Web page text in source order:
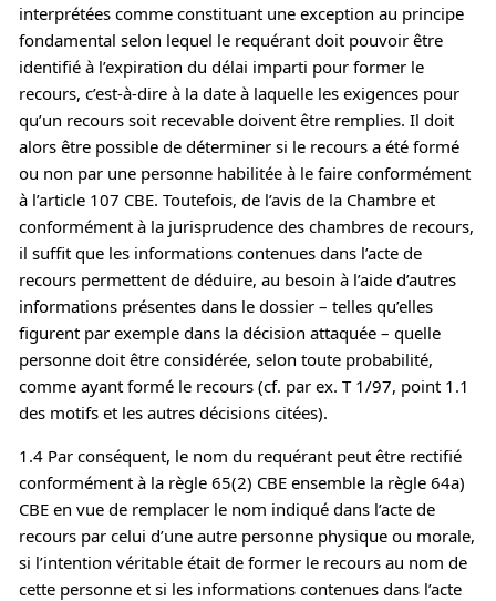
interprétées comme constituant une exception au principe
fondamental selon lequel le requérant doit pouvoir être
identifié à l’expiration du délai imparti pour former le
recours, c’est-à-dire à la date à laquelle les exigences pour
qu’un recours soit recevable doivent être remplies. Il doit
alors être possible de déterminer si le recours a été formé
ou non par une personne habilitée à le faire conformément
à l’article 107 CBE. Toutefois, de l’avis de la Chambre et
conformément à la jurisprudence des chambres de recours,
il suffit que les informations contenues dans l’acte de
recours permettent de déduire, au besoin à l’aide d’autres
informations présentes dans le dossier – telles qu’elles
figurent par exemple dans la décision attaquée – quelle
personne doit être considérée, selon toute probabilité,
comme ayant formé le recours (cf. par ex. T 1/97, point 1.1
des motifs et les autres décisions citées).
1.4 Par conséquent, le nom du requérant peut être rectifié
conformément à la règle 65(2) CBE ensemble la règle 64a)
CBE en vue de remplacer le nom indiqué dans l’acte de
recours par celui d’une autre personne physique ou morale,
si l’intention véritable était de former le recours au nom de
cette personne et si les informations contenues dans l’acte